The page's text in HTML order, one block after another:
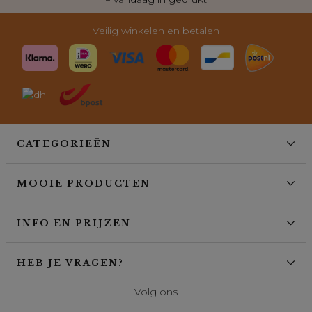
Veilig winkelen en betalen
CATEGORIEËN
MOOIE PRODUCTEN
INFO EN PRIJZEN
HEB JE VRAGEN?
Volg ons